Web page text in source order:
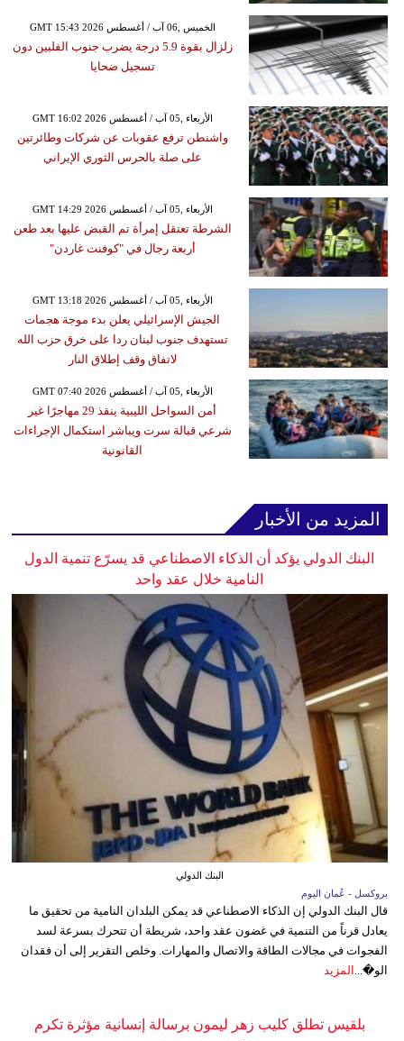
GMT 15:43 2026 الخميس ,06 آب / أغسطس
زلزال بقوة 5.9 درجة يضرب جنوب الفلبين دون
تسجيل ضحايا
GMT 16:02 2026 الأربعاء ,05 آب / أغسطس
واشنطن ترفع عقوبات عن شركات وطائرتين
على صلة بالحرس الثوري الإيراني
GMT 14:29 2026 الأربعاء ,05 آب / أغسطس
الشرطة تعتقل إمرأة تم القبض عليها بعد طعن
أربعة رجال في "كوفنت غاردن"
GMT 13:18 2026 الأربعاء ,05 آب / أغسطس
الجيش الإسرائيلي يعلن بدء موجة هجمات
تستهدف جنوب لبنان ردا على خرق حزب الله
لاتفاق وقف إطلاق النار
GMT 07:40 2026 الأربعاء ,05 آب / أغسطس
أمن السواحل الليبية ينقذ 29 مهاجرًا غير
شرعي قبالة سرت ويباشر استكمال الإجراءات
القانونية
المزيد من الأخبار
البنك الدولي يؤكد أن الذكاء الاصطناعي قد يسرّع تنمية الدول
النامية خلال عقد واحد
البنك الدولي
بروكسل - عُمان اليوم
قال البنك الدولي إن الذكاء الاصطناعي قد يمكن البلدان النامية من تحقيق ما
يعادل قرناً من التنمية في غضون عقد واحد، شريطة أن تتحرك بسرعة لسد
الفجوات في مجالات الطاقة والاتصال والمهارات. وخلص التقرير إلى أن فقدان
الو�...
المزيد
بلقيس تطلق كليب زهر ليمون برسالة إنسانية مؤثرة تكرم